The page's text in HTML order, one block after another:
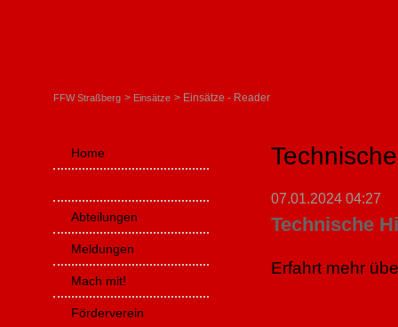
FFW Straßberg Einsätze Einsätze - Reader
07.01.2024 04:27
Technische
Erfahrt mehr
Navigation
Home
Abteilungen
Meldungen
Mach mit!
Förderverein